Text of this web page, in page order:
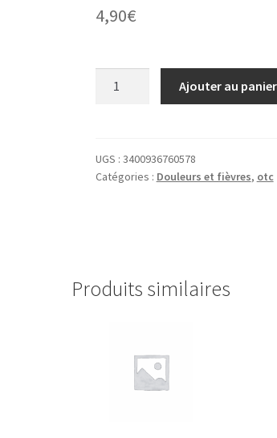
4,90€
CPR
PELL
Ajouter au panier
UGS : 3400936760578
Catégories : Douleurs et fièvres, otc
Produits similaires